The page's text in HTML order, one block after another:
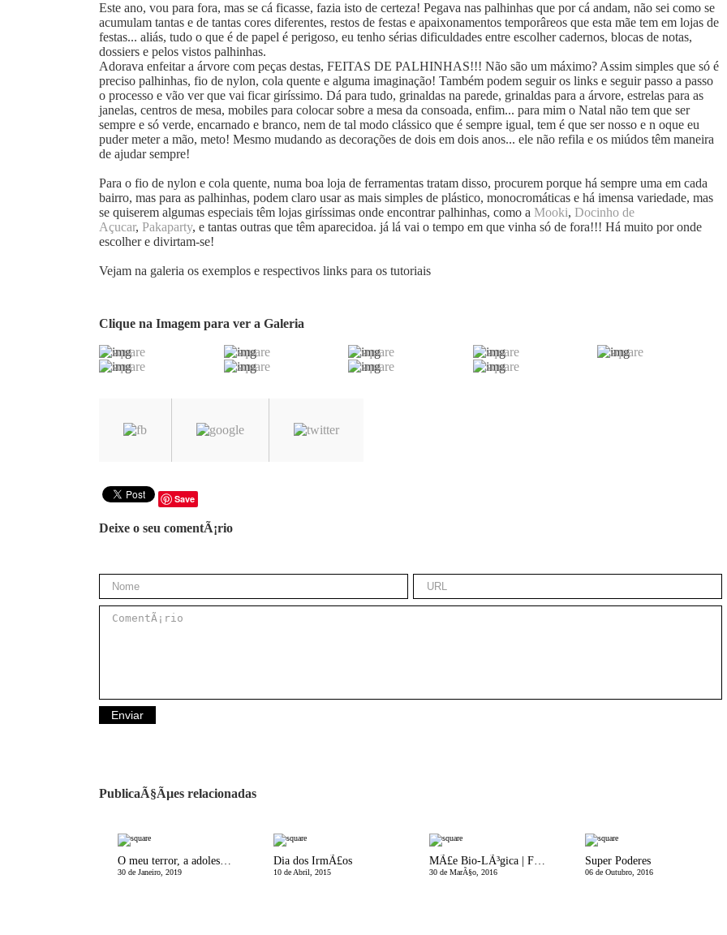
Este ano, vou para fora, mas se cá ficasse, fazia isto de certeza! Pegava nas palhinhas que por cá andam, não sei como se
acumulam tantas e de tantas cores diferentes, restos de festas e apaixonamentos temporâreos que esta mãe tem em lojas de
festas... aliás, tudo o que é de papel é perigoso, eu tenho sérias dificuldades entre escolher cadernos, blocas de notas,
dossiers e pelos vistos palhinhas.
Adorava enfeitar a árvore com peças destas, FEITAS DE PALHINHAS!!! Não são um máximo? Assim simples que só é
preciso palhinhas, fio de nylon, cola quente e alguma imaginação! Também podem seguir os links e seguir passo a passo
o processo e vão ver que vai ficar giríssimo. Dá para tudo, grinaldas na parede, grinaldas para a árvore, estrelas para as
janelas, centros de mesa, mobiles para colocar sobre a mesa da consoada, enfim... para mim o Natal não tem que ser
sempre e só verde, encarnado e branco, nem de tal modo clássico que é sempre igual, tem é que ser nosso e n oque eu
puder meter a mão, meto! Mesmo mudando as decorações de dois em dois anos... ele não refila e os miúdos têm maneira
de ajudar sempre!
Para o fio de nylon e cola quente, numa boa loja de ferramentas tratam disso, procurem porque há sempre uma em cada
bairro, mas para as palhinhas, podem claro usar as mais simples de plástico, monocromáticas e há imensa variedade, mas
se quiserem algumas especiais têm lojas giríssimas onde encontrar palhinhas, como a Mooki, Docinho de
Açucar, Pakaparty, e tantas outras que têm aparecidoa. já lá vai o tempo em que vinha só de fora!!! Há muito por onde
escolher e divirtam-se!
Vejam na galeria os exemplos e respectivos links para os tutoriais
Clique na Imagem para ver a Galeria
Save
Deixe o seu comentÃ¡rio
PublicaÃ§Ãµes relacionadas
30 de Janeiro, 2019
Dia dos IrmÃ£os
10 de Abril, 2015
MÃ£e Bio-LÃ³gica | Fraldas de Pano: Retrocesso ou AvanÃ§o?
30 de MarÃ§o, 2016
Super Poderes
06 de Outubro, 2016